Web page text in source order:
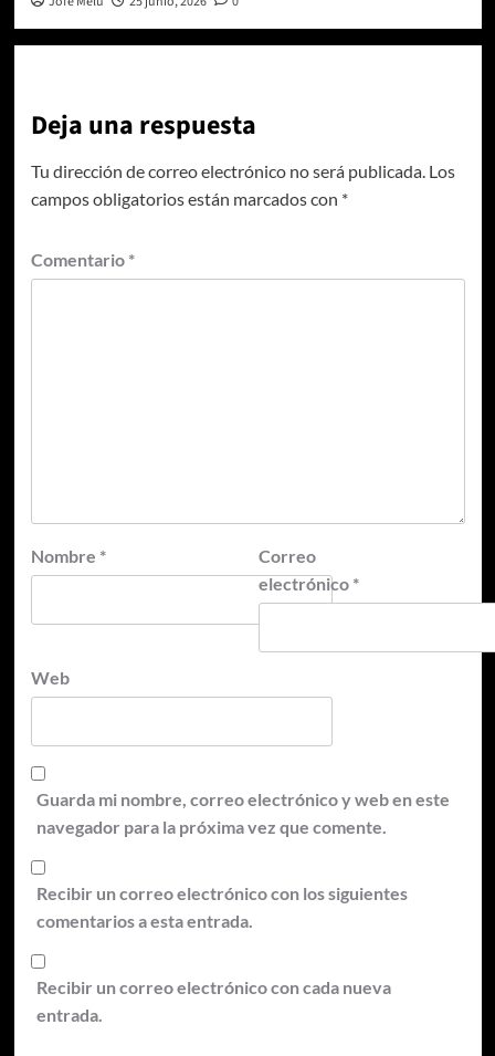
Deja una respuesta
Tu dirección de correo electrónico no será publicada. Los
campos obligatorios están marcados con *
Comentario *
Nombre *
Correo
electrónico *
Web
Guarda mi nombre, correo electrónico y web en este
navegador para la próxima vez que comente.
Recibir un correo electrónico con los siguientes
comentarios a esta entrada.
Recibir un correo electrónico con cada nueva
entrada.